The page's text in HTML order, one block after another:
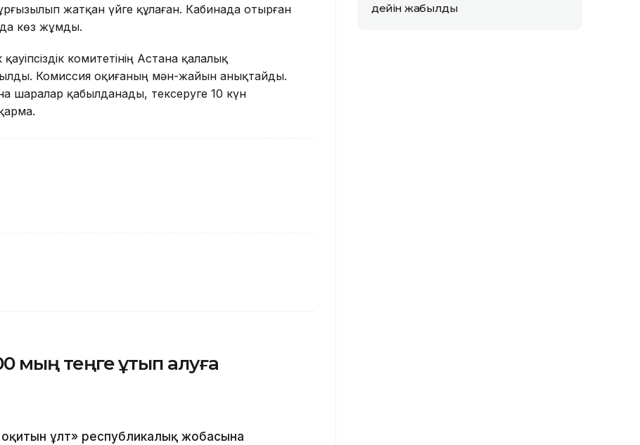
жатқан үйге құлаған. Кабинада отырған
көз жұмды.
комитетінің Астана қалалық
Комиссия оқиғаның мән-жайын анықтайды.
шаралар қабылданады, тексеруге 10 күн
мың теңге ұтып алуға
оқитын ұлт» республикалық жобасына
дейін жабылды